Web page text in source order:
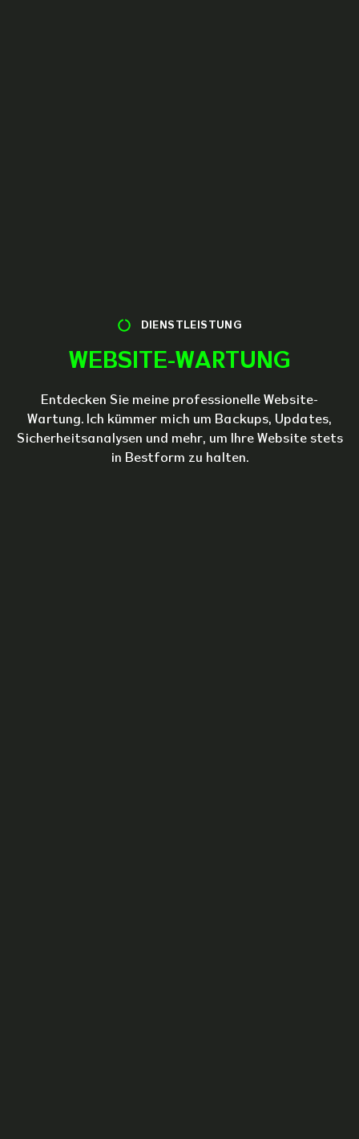
DIENSTLEISTUNG
WEBSITE-WARTUNG
Entdecken Sie meine professionelle Website-
Wartung. Ich kümmer mich um Backups, Updates,
Sicherheitsanalysen und mehr, um Ihre Website stets
in Bestform zu halten.